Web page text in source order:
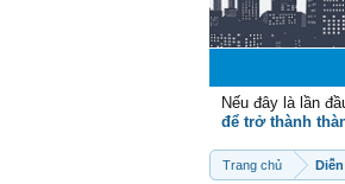
Nếu đây là lần
để trở thành
Trang chủ